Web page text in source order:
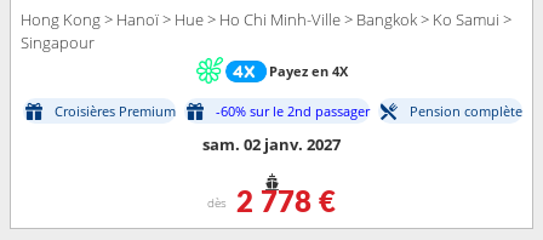
Hong Kong > Hanoï > Hue > Ho Chi Minh-Ville > Bangkok > Ko Samui >
Singapour
Payez en 4X
Croisières Premium -60% sur le 2nd passager Pension complète
sam. 02 janv. 2027
dès 2 778 €